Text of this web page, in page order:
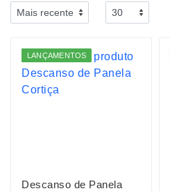
LANÇAMENTOS
Descanso de Panela